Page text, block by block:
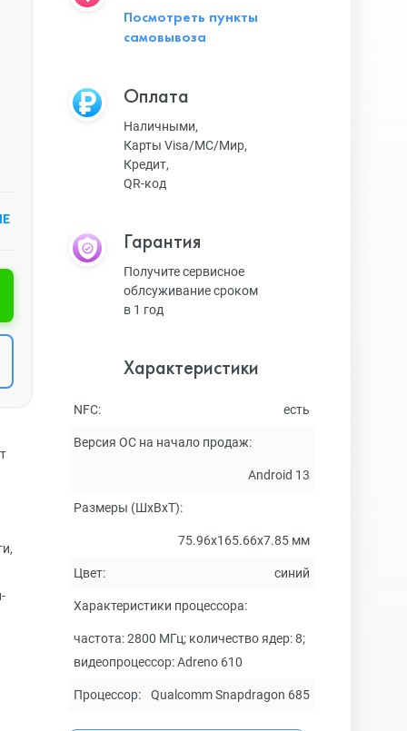
Посмотреть пункты
самовывоза
Оплата
Наличными,
Карты Visa/MC/Мир,
Кредит,
QR-код
Гарантия
Получите сервисное
облсуживание сроком
в 1 год
Характеристики
NFC: есть
Версия ОС на начало продаж:
Android 13
Размеры (ШxВxТ):
75.96x165.66x7.85 мм
Цвет: синий
Характеристики процессора:
частота: 2800 МГц; количество ядер: 8;
видеопроцессор: Adreno 610
Процессор: Qualcomm Snapdragon 685